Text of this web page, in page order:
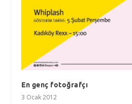
En genç fotoğrafçı
3 Ocak 2012